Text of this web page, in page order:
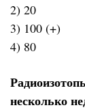
2) 20
3) 100 (+)
4) 80
несколько